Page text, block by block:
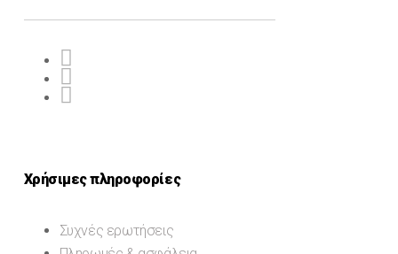
Χρήσιμες πληροφορίες
Συχνές ερωτήσεις